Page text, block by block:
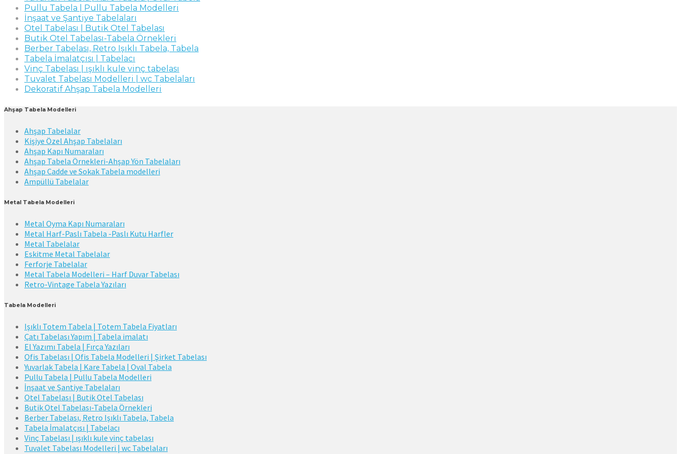
Pullu Tabela | Pullu Tabela Modelleri
İnşaat ve Şantiye Tabelaları
Otel Tabelası | Butik Otel Tabelası
Butik Otel Tabelası-Tabela Örnekleri
Berber Tabelası, Retro Işıklı Tabela, Tabela
Tabela İmalatçısı | Tabelacı
Vinç Tabelası | ışıklı kule vinç tabelası
Tuvalet Tabelası Modelleri | wc Tabelaları
Dekoratif Ahşap Tabela Modelleri
Ahşap Tabela Modelleri
Ahşap Tabelalar
Kişiye Özel Ahşap Tabelaları
Ahşap Kapı Numaraları
Ahşap Tabela Örnekleri-Ahşap Yön Tabelaları
Ahşap Cadde ve Sokak Tabela modelleri
Ampüllü Tabelalar
Metal Tabela Modelleri
Metal Oyma Kapı Numaraları
Metal Harf-Paslı Tabela -Paslı Kutu Harfler
Metal Tabelalar
Eskitme Metal Tabelalar
Ferforje Tabelalar
Metal Tabela Modelleri – Harf Duvar Tabelası
Retro-Vintage Tabela Yazıları
Tabela Modelleri
Işıklı Totem Tabela | Totem Tabela Fiyatları
Çatı Tabelası Yapım | Tabela imalatı
El Yazımı Tabela | Fırça Yazıları
Ofis Tabelası | Ofis Tabela Modelleri | Şirket Tabelası
Yuvarlak Tabela | Kare Tabela | Oval Tabela
Pullu Tabela | Pullu Tabela Modelleri
İnşaat ve Şantiye Tabelaları
Otel Tabelası | Butik Otel Tabelası
Butik Otel Tabelası-Tabela Örnekleri
Berber Tabelası, Retro Işıklı Tabela, Tabela
Tabela İmalatçısı | Tabelacı
Vinç Tabelası | ışıklı kule vinç tabelası
Tuvalet Tabelası Modelleri | wc Tabelaları